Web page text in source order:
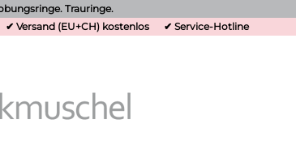
Trauringe.
✔ Versand (EU+CH) kostenlos ✔ Service-Hotline